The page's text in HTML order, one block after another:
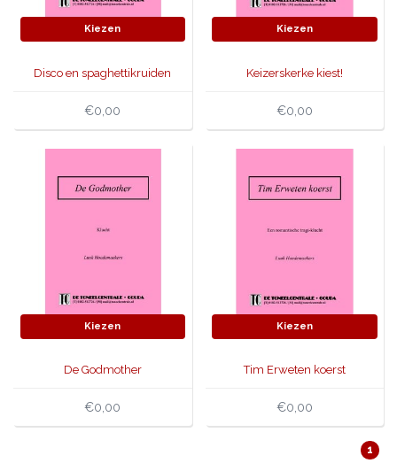
THEATERBOEKEN
Kiezen
Disco en spaghettikruiden
€0,00
Kiezen
Keizerskerke kiest!
€0,00
Kiezen
De Godmother
€0,00
Kiezen
Tim Erweten koerst
€0,00
1